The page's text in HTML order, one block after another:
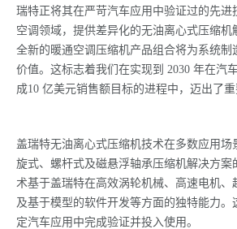
瑞特正将其在严苛汽车应用中验证过的先进
空调领域，提供差异化的无油离心式压缩机
全新的暖通空调压缩机产品组合将为系统制
价值。这标志着我们在实现到 2030 年在汽
成10 亿美元销售额目标的进程中，迈出了
盖瑞特无油离心式压缩机技术在多数应用场
旋式、螺杆式及磁悬浮轴承压缩机解决方案
术基于盖瑞特在高效涡轮机械、高速电机、
及基于模型的软件开发等方面的独特能力。
定汽车应用中完成验证并投入使用。